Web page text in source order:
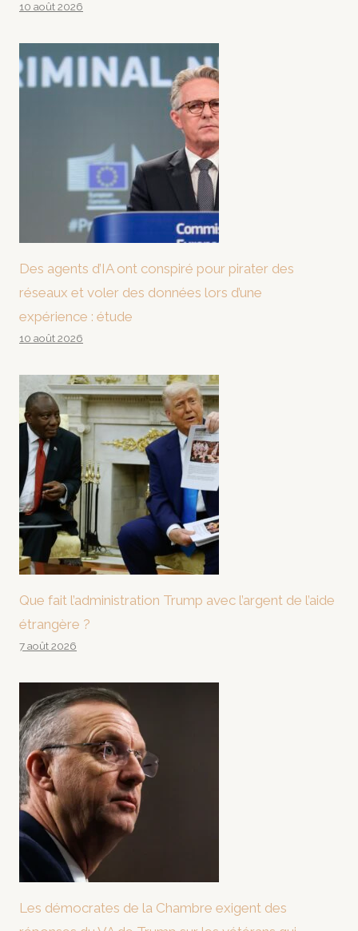
10 août 2026
Des agents d’IA ont conspiré pour pirater des
réseaux et voler des données lors d’une
expérience : étude
10 août 2026
Que fait l’administration Trump avec l’argent de l’aide
étrangère ?
7 août 2026
Les démocrates de la Chambre exigent des